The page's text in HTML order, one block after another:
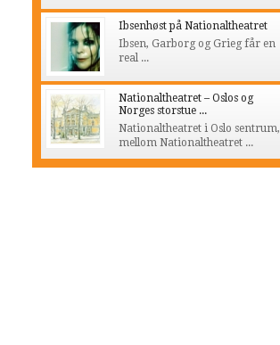
Ibsenhøst på Nationaltheatret
Ibsen, Garborg og Grieg får en
real ...
Nationaltheatret – Oslos og
Norges storstue ...
Nationaltheatret i Oslo sentrum,
mellom Nationaltheatret ...